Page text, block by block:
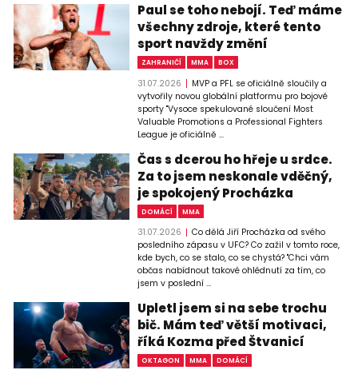
Paul se toho nebojí. Teď máme
všechny zdroje, které tento
sport navždy změní
ZAHRANIČÍ MMA BOX
31.07.2026
MVP a PFL se oficiálně sloučily a
vytvořily novou globální platformu pro bojové
sporty "Vysoce spekulované sloučení Most
Valuable Promotions a Professional Fighters
League je oficiálně ...
Čas s dcerou ho hřeje u srdce.
Za to jsem neskonale vděčný,
je spokojený Procházka
DOMÁCÍ MMA
31.07.2026
Co dělá Jiří Procházka od svého
posledního zápasu v UFC? Co zažil v tomto roce,
kde bych, co se stalo, co se chystá? "Chci vám
občas nabídnout takové ohlédnutí za tím, co
jsem v poslední ...
Upletl jsem si na sebe trochu
bič. Mám teď větší motivaci,
říká Kozma před Štvanicí
OKTAGON MMA DOMÁCÍ